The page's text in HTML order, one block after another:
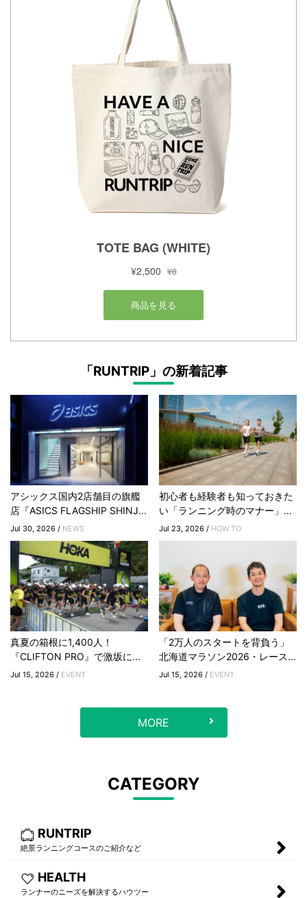
「RUNTRIP」の新着記事
アシックス国内2店舗目の旗艦
店『ASICS FLAGSHIP SHINJ...
Jul 30, 2026 / NEWS
初心者も経験者も知っておきた
い「ランニング時のマナー」...
Jul 23, 2026 / HOW TO
真夏の箱根に1,400人！
『CLIFTON PRO』で激坂に...
Jul 15, 2026 / EVENT
「2万人のスタートを背負う」
北海道マラソン2026・レース...
Jul 15, 2026 / EVENT
MORE
CATEGORY
RUNTRIP
絶景ランニングコースのご紹介など
HEALTH
ランナーのニーズを解決するハウツー